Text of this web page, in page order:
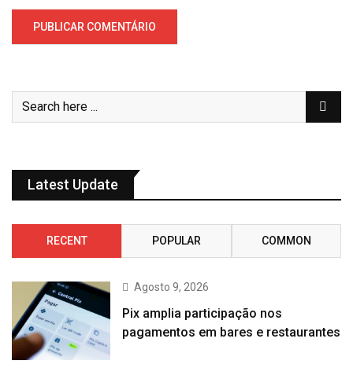
Latest Update
RECENT POPULAR COMMON
Agosto 9, 2026
Pix amplia participação nos
pagamentos em bares e restaurantes